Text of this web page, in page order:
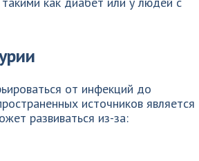
от инфекций до
источников является
развиваться из-за: